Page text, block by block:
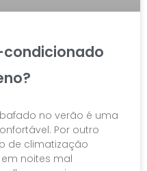
no verão é uma
Por outro
de climatização
noites mal